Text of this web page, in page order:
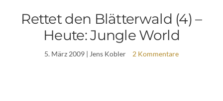
Rettet den Blätterwald (4) –
Heute: Jungle World
5. März 2009 | Jens Kobler 2 Kommentare